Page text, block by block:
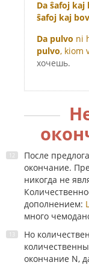
Da ŝafoj kaj
ŝafoj kaj
Da pulvo ni
pulvo, kiom
хочешь.
После предлога
окончание.
никогда не
дополнением:
много
Но
окончание N,